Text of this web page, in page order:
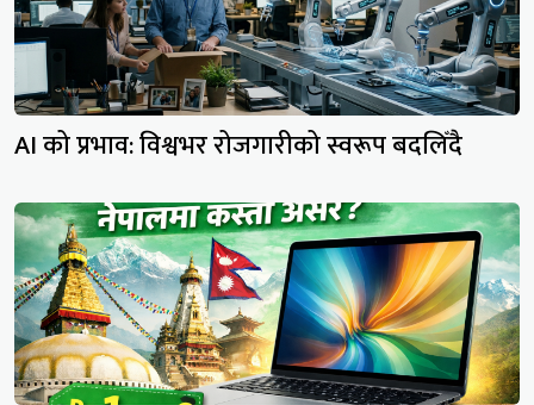
AI को प्रभाव: विश्वभर रोजगारीको स्वरूप बदलिँदै